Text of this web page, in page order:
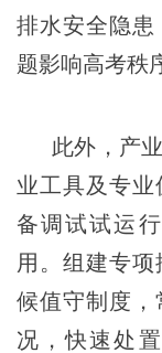
排水安全隐患
题影响高考秩
此外，产业
业工具及专
备调试试运
用。组建专
候值守制度，
况，快速处